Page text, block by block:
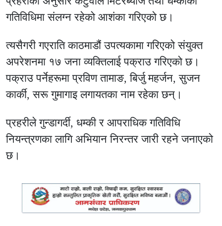
गतिविधिमा संलग्न रहेको आशंका गरिएको छ।
त्यसैगरी गएराति काठमाडौं उपत्यकामा गरिएको संयुक्त
अपरेशनमा १७ जना व्यक्तिलाई पक्राउ गरिएको छ।
पक्राउ पर्नेहरूमा प्रविण तामाङ, बिर्जु महर्जन, सुजन
कार्की, सरू गुमागाइ लगायतका नाम रहेका छन्।
प्रहरीले गुन्डागर्दी, धम्की र आपराधिक गतिविधि
नियन्त्रणका लागि अभियान निरन्तर जारी रहने जनाएको
छ।